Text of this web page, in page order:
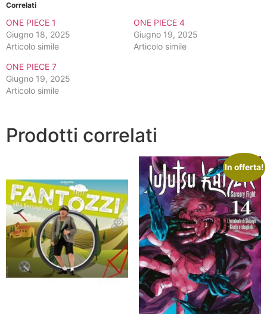
Correlati
ONE PIECE 1
Giugno 18, 2025
Articolo simile
ONE PIECE 4
Giugno 19, 2025
Articolo simile
ONE PIECE 7
Giugno 19, 2025
Articolo simile
Prodotti correlati
In offerta!